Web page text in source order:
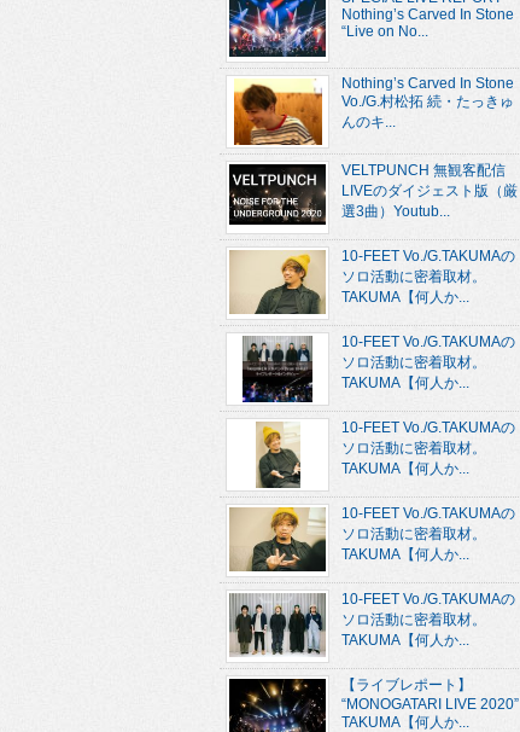
Nothing’s Carved In Stone
“Live on No...
Nothing’s Carved In Stone
Vo./G.村松拓 続・たっきゅ
んのキ...
VELTPUNCH 無観客配信
LIVEのダイジェスト版（厳
選3曲）Youtub...
10-FEET Vo./G.TAKUMAの
ソロ活動に密着取材。
TAKUMA【何人か...
10-FEET Vo./G.TAKUMAの
ソロ活動に密着取材。
TAKUMA【何人か...
10-FEET Vo./G.TAKUMAの
ソロ活動に密着取材。
TAKUMA【何人か...
10-FEET Vo./G.TAKUMAの
ソロ活動に密着取材。
TAKUMA【何人か...
10-FEET Vo./G.TAKUMAの
ソロ活動に密着取材。
TAKUMA【何人か...
【ライブレポート】
“MONOGATARI LIVE 2020”
TAKUMA【何人か...